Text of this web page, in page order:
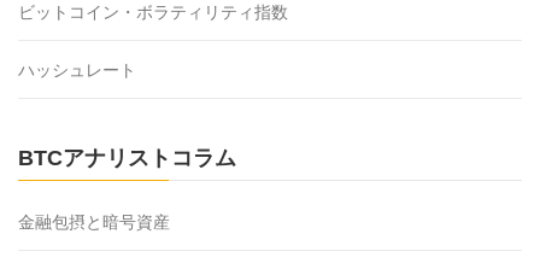
ビットコイン・ボラティリティ指数
ハッシュレート
BTCアナリストコラム
金融包摂と暗号資産